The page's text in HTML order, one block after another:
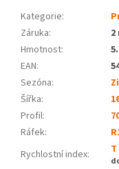
Kategorie:
Záruka:
Hmotnost:
EAN:
Sezóna:
Šířka:
Profil:
Ráfek:
Rychlostní index:
T